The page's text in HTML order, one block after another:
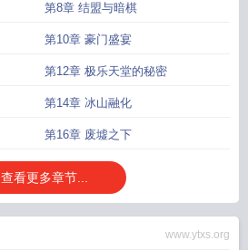
第8章 结盟与暗棋
第10章 豪门盛宴
第12章 极乐天堂的秘密
第14章 冰山融化
第16章 废墟之下
查看更多章节...
www.ytxs.org